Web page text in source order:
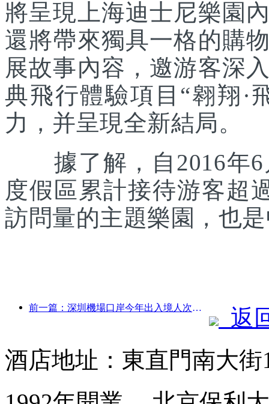
將呈現上海迪士尼樂園
還將帶來獨具一格的購
展故事內容，邀游客深
典飛行體驗項目“翱翔·
力，并呈現全新結局。
據了解，自2016年6
度假區累計接待游客超
訪問量的主題樂園，也
前一篇：深圳機場口岸今年出入境人次突破300萬，創歷史同期新高
返
酒店地址：東直門南大